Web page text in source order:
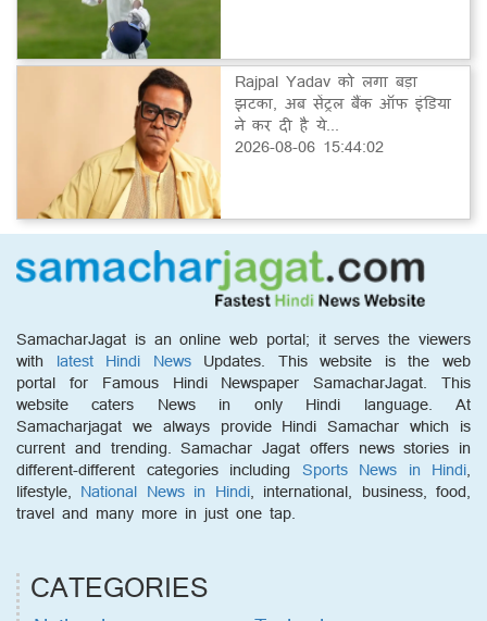
Rajpal Yadav को लगा बड़ा
झटका, अब सेंट्रल बैंक ऑफ इंडिया
ने कर दी है ये...
2026-08-06 15:44:02
SamacharJagat is an online web portal; it serves the viewers
with latest Hindi NewsUpdates. This website is the web
portal for Famous Hindi Newspaper SamacharJagat. This
website caters News in only Hindi language. At
Samacharjagat we always provide Hindi Samachar which is
current and trending. Samachar Jagat offers news stories in
different-different categories including Sports News in Hindi,
lifestyle, National News in Hindi, international, business, food,
travel and many more in just one tap.
CATEGORIES